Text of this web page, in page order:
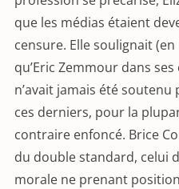
que les médias étaient
censure. Elle soulignait
qu’Eric Zemmour dans
n’avait jamais été
ces derniers, pour la
contraire enfoncé. Brice
du double standard, celui
morale ne prenant